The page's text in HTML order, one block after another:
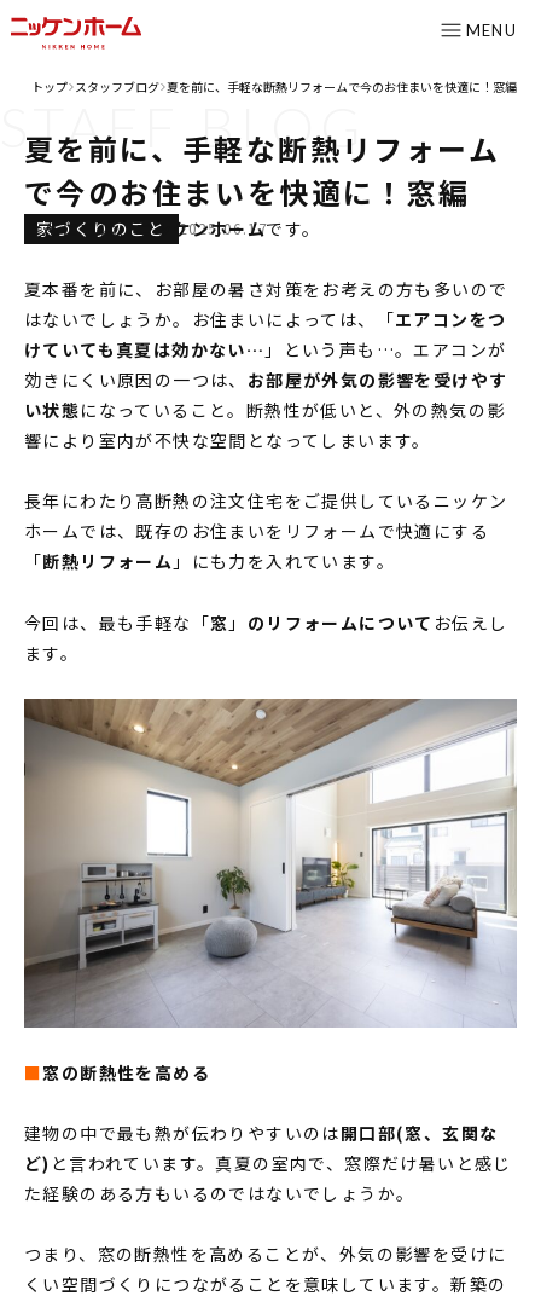
MENU
CONTENTS
コンセプト
ニッケンホームの強み
耐震/耐火性能
アフターメンテナンス
グレード紹介
こだわりのダイニング設計室
施工事例
家づくりの流れ
INFORMATION
スタッフブログ
住まいづくりのコラム
お客様の声
よくあるご質問
会社案内
スタッフ紹介
OBのお客様へ
求人情報
モデルハウス一覧
本社モデルハウス
今伊勢町モデルハウス 2階建て
今伊勢町モデルハウス 平屋
トップ
>
スタッフブログ
>
夏を前に、手軽な断熱リフォームで今のお住まいを快適に！窓編
夏を前に、手軽な断熱リフォーム
で今のお住まいを快適に！窓編
STAFF BLOG
家づくりのこと 2025.06.17
こんにちは、ニッケンホームです。
夏本番を前に、お部屋の暑さ対策をお考えの方も多いので
はないでしょうか。お住まいによっては、「エアコンをつ
けていても真夏は効かない… 」という声も…。エアコンが
効きにくい原因の一つは、 お部屋が外気の影響を受けやす
い状態になっていること。断熱性が低いと、外の熱気の影
響により室内が不快な空間となってしまいます。
長年にわたり高断熱の注文住宅をご提供しているニッケン
ホームでは、既存のお住まいをリフォームで快適にする
「断熱リフォーム 」にも力を入れています。
今回は、最も手軽な「窓 」 のリフォームについて お伝えし
ます。
■窓の断熱性を高める
建物の中で最も熱が伝わりやすいのは開口部(窓、玄関な
ど) と言われています。真夏の室内で、窓際だけ暑いと感じ
た経験のある方もいるのではないでしょうか。
つまり、窓の断熱性を高めることが、外気の影響を受けに
くい空間づくりにつながることを意味しています。新築の